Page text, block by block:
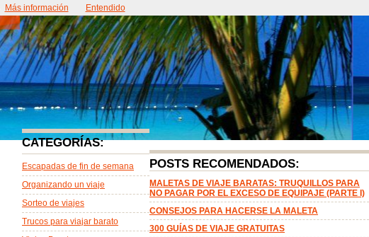
Contacto Acerca de
POSTS RECOMENDADOS:
MALETAS DE VIAJE BARATAS: TRUQUILLOS PARA
NO PAGAR POR EL EXCESO DE EQUIPAJE (PARTE I)
CONSEJOS PARA HACERSE LA MALETA
300 GUÍAS DE VIAJE GRATUITAS
CATEGORÍAS:
Escapadas de fin de semana
Organizando un viaje
Sorteo de viajes
Trucos para viajar barato
Más información Entendido